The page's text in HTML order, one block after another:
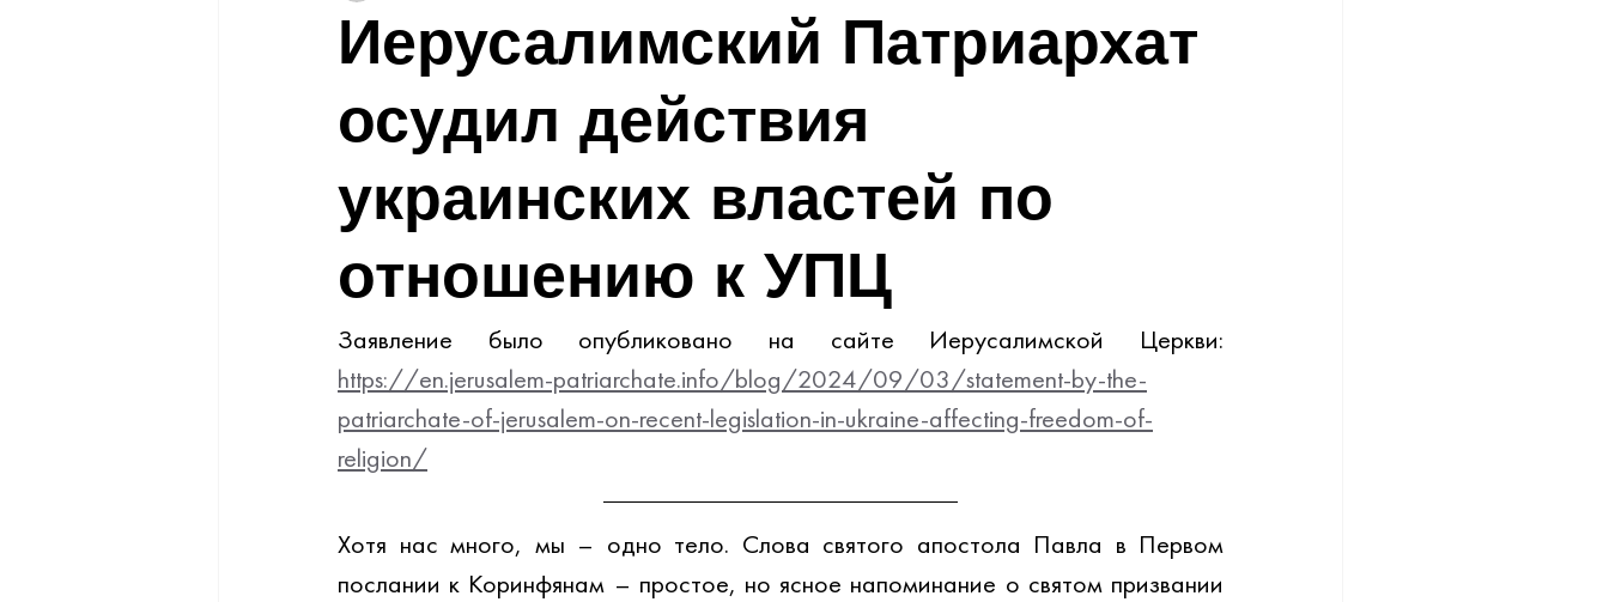
Иерусалимский Патриархат
осудил действия
украинских властей по
отношению к УПЦ
https://en.jerusalem-patriarchate.info/blog/2024/09/03/statement-by-the-
patriarchate-of-jerusalem-on-recent-legislation-in-ukraine-affecting-freedom-of-
religion/
Хотя нас много, мы – одно тело. Слова святого апостола Павла в Первом
послании к Коринфянам – простое, но ясное напоминание о святом призвании